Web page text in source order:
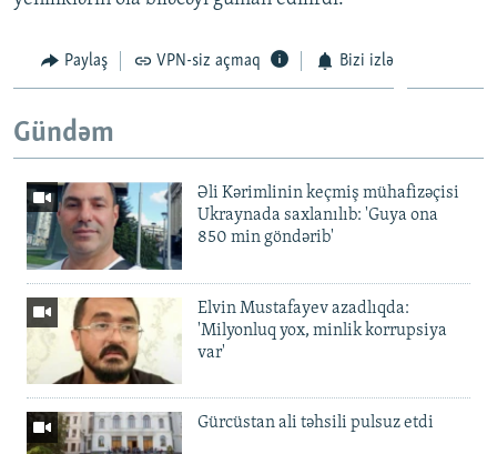
Paylaş VPN-siz açmaq Bizi izlə
Gündəm
Əli Kərimlinin keçmiş mühafizəçisi
Ukraynada saxlanılıb: 'Guya ona
850 min göndərib'
Elvin Mustafayev azadlıqda:
'Milyonluq yox, minlik korrupsiya
var'
Gürcüstan ali təhsili pulsuz etdi